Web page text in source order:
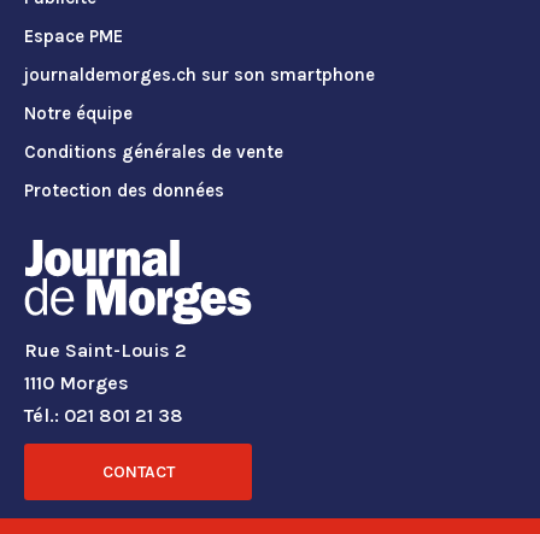
Espace PME
journaldemorges.ch sur son smartphone
Notre équipe
Conditions générales de vente
Protection des données
Rue Saint-Louis 2
1110 Morges
Tél.: 021 801 21 38
CONTACT